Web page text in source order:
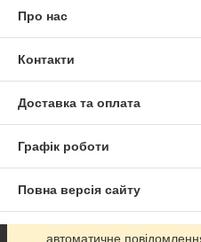
Про нас
Контакти
Доставка та оплата
Графік роботи
Повна версія сайту
Сайт створено на
автоматичне